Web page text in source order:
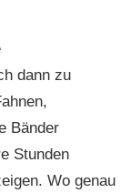
dann zu
Bänder
Stunden
Wo genau